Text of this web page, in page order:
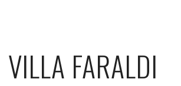
VILLA FARALDI